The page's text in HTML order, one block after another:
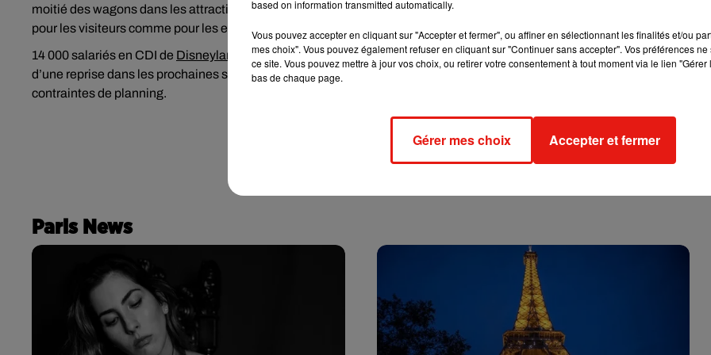
moitié des wagons dans les attractions pourraient être condamnés. Le port du masque pourrait aussi être recommandé,
pour les visiteurs comme pour les employés aussi appelés les « cast member » (membre de la troupe).
14 000 salariés en CDI de Disneyland Parissont toujours au chômage partiel. S’ils voient d’un bon œil les perspectives
d’une reprise dans les prochaines semaines, ils s’inquiètent maintenant de la réduction des effectifs et des nouvelles
contraintes de planning.
Paris News
based on information transmitted automatically.
Vous pouvez accepter en cliquant sur "Accepter et fermer", ou affiner en sélectionnant les finalités et/ou
mes choix". Vous pouvez également refuser en cliquant sur "Continuer sans accepter". Vos préférences
ce site. Vous pouvez mettre à jour vos choix, ou retirer votre consentement à tout moment via le lien
bas de chaque page.
Gérer mes choix Accepter et fermer